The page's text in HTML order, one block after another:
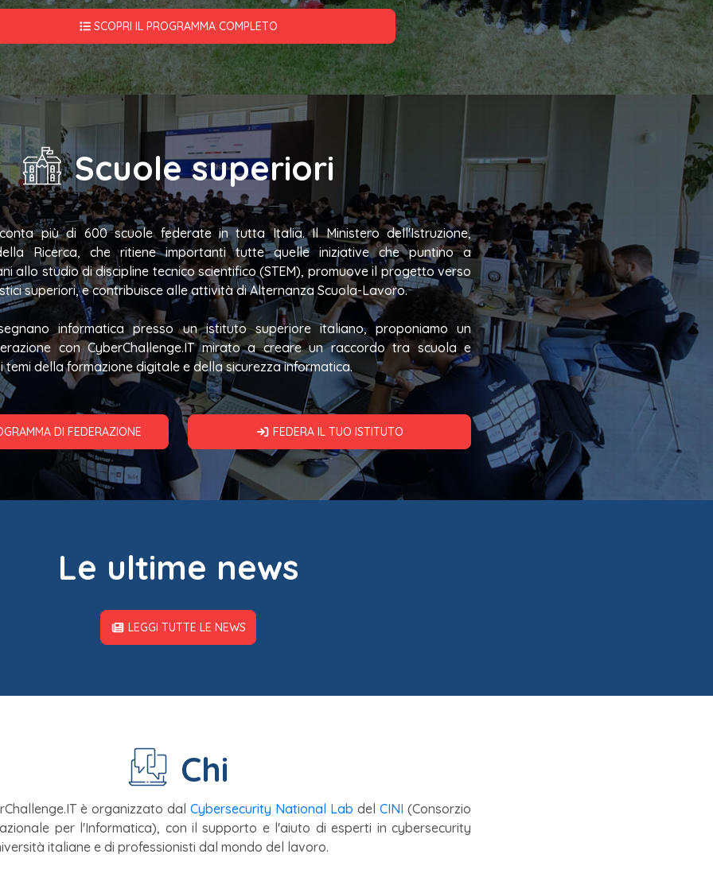
SCOPRI IL PROGRAMMA COMPLETO
Scuole superiori
conta più di 600 scuole federate in tutta Italia. Il Ministero dell'Istruzione,
Ricerca, che ritiene importanti tutte quelle iniziative che puntino a
allo studio di discipline tecnico scientifico (STEM), promuove il progetto verso
superiori, e contribuisce alle attività di Alternanza Scuola-Lavoro.
informatica presso un istituto superiore italiano, proponiamo un
con CyberChallenge.IT mirato a creare un raccordo tra scuola e
temi della formazione digitale e della sicurezza informatica.
DI FEDERAZIONE FEDERA IL TUO ISTITUTO
Le ultime news
LEGGI TUTTE LE NEWS
Chi
è organizzato dal Cybersecurity National Lab del CINI (Consorzio
per l'Informatica), con il supporto e l'aiuto di esperti in cybersecurity
italiane e di professionisti dal mondo del lavoro.